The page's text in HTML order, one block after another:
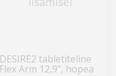
DESIRE2 tabletiteline
Flex Arm 12,9", hopea